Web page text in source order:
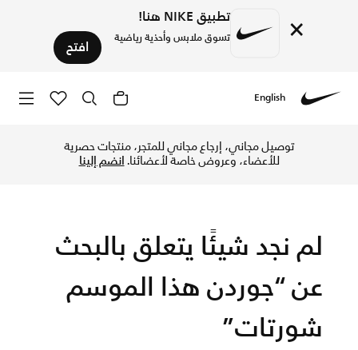
× تطبيق NIKE هنا!
تسوق ملابس وأحذية رياضية افتح
English
توصيل مجاني، إرجاع مجاني للمتجر، منتجات حصرية
للأعضاء، وعروض خاصة لأعضائنا.انضم إلينا
لم نجد شيئًا يتعلق بالبحث
عن “جوردن هذا الموسم
شورتات”